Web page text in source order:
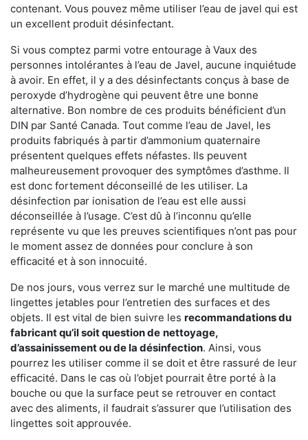
contenant. Vous pouvez même utiliser l’eau de javel qui est
un excellent produit désinfectant.
Si vous comptez parmi votre entourage à Vaux des
personnes intolérantes à l’eau de Javel, aucune inquiétude
à avoir. En effet, il y a des désinfectants conçus à base de
peroxyde d’hydrogène qui peuvent être une bonne
alternative. Bon nombre de ces produits bénéficient d’un
DIN par Santé Canada. Tout comme l’eau de Javel, les
produits fabriqués à partir d’ammonium quaternaire
présentent quelques effets néfastes. Ils peuvent
malheureusement provoquer des symptômes d’asthme. Il
est donc fortement déconseillé de les utiliser. La
désinfection par ionisation de l’eau est elle aussi
déconseillée à l’usage. C’est dû à l’inconnu qu’elle
représente vu que les preuves scientifiques n’ont pas pour
le moment assez de données pour conclure à son
efficacité et à son innocuité.
De nos jours, vous verrez sur le marché une multitude de
lingettes jetables pour l’entretien des surfaces et des
objets. Il est vital de bien suivre les recommandations du
fabricant qu’il soit question de nettoyage,
d’assainissement ou de la désinfection. Ainsi, vous
pourrez les utiliser comme il se doit et être rassuré de leur
efficacité. Dans le cas où l’objet pourrait être porté à la
bouche ou que la surface peut se retrouver en contact
avec des aliments, il faudrait s’assurer que l’utilisation des
lingettes soit approuvée.